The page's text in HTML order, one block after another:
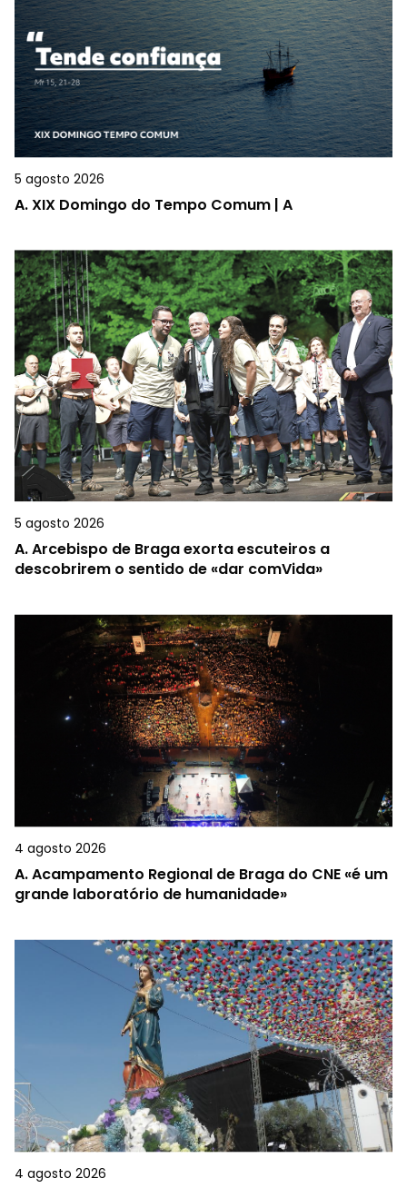
5 agosto 2026
A.XIX Domingo do Tempo Comum | A
5 agosto 2026
A.Arcebispo de Braga exorta escuteiros a
descobrirem o sentido de «dar comVida»
4 agosto 2026
A.Acampamento Regional de Braga do CNE «é um
grande laboratório de humanidade»
4 agosto 2026